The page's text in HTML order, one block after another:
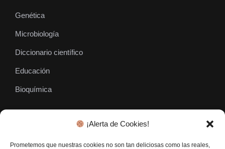
¡Alerta de Cookies!
Prometemos que nuestras cookies no son tan deliciosas como las reales,
Genética
Microbiología
Diccionario científico
Educación
Bioquímica